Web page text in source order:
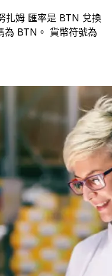
扎姆 匯率是 BTN 兌換
為 BTN。 貨幣符號為